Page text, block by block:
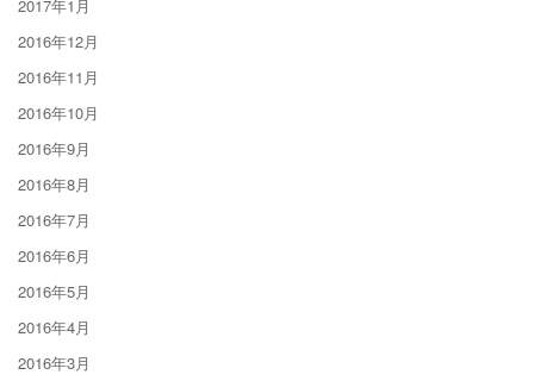
2017年1月
2016年12月
2016年11月
2016年10月
2016年9月
2016年8月
2016年7月
2016年6月
2016年5月
2016年4月
2016年3月